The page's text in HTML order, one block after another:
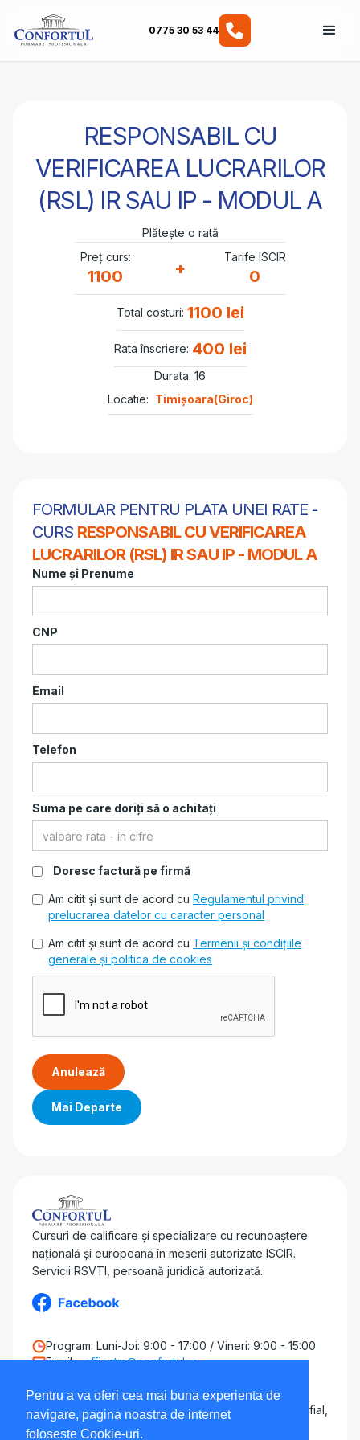
Pentru a va oferi cea mai buna experienta de
navigare, pagina noastra de internet
foloseste Cookie-uri.
0775 30 53 44
RESPONSABIL CU
VERIFICAREA LUCRARILOR
(RSL) IR SAU IP - MODUL A
Plătește o rată
Preț curs:
1100 +
Tarife ISCIR
0
Total costuri: 1100 lei
Rata înscriere: 400 lei
Durata: 16
Locatie: Timișoara(Giroc)
FORMULAR PENTRU PLATA UNEI RATE -
CURS RESPONSABIL CU VERIFICAREA
LUCRARILOR (RSL) IR SAU IP - MODUL A
Nume și Prenume
CNP
Email
Telefon
Suma pe care doriți să o achitați
Doresc factură pe firmă
Am citit și sunt de acord cu Regulamentul privind
prelucrarea datelor cu caracter personal
Am citit și sunt de acord cu Termenii și condițiile
generale și politica de cookies
Anulează
Mai Departe
Cursuri de calificare și specializare cu recunoaștere
națională și europeană în meserii autorizate ISCIR.
Servicii RSVTI, persoană juridică autorizată.
Program: Luni-Joi: 9:00 - 17:00 / Vineri: 9:00 - 15:00
Email -officetm@confortul.ro
Adresa - Punct de lucru Giroc
Strada Calea Timișoarei 18 (Curte Lorimex, AD Profial,
Prod GFI)